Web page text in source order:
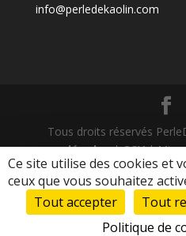
info@perledekaolin.com
Tous droits réservés
légales|CGV| Mise
Livraison offerte dès 79€ d’achats
:
Ce site utilise des cookies et
ceux que vous souhaitez
Tout accepter
Tout
Politique de